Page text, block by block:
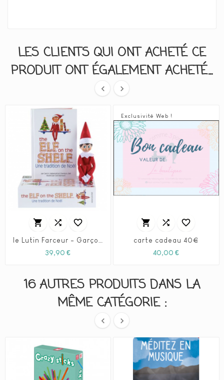
LES CLIENTS QUI ONT ACHETÉ CE
PRODUIT ONT ÉGALEMENT ACHETÉ...
 
  
39,90 €Prix
Exclusivité Web !
  
carte cadeau 40€
40,00 €Prix
16 AUTRES PRODUITS DANS LA
MÊME CATÉGORIE :
 